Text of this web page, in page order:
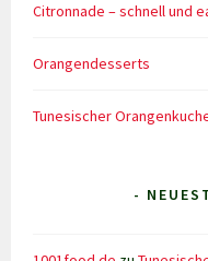
Citronnade – schnell und
Orangendesserts
Tunesischer
-